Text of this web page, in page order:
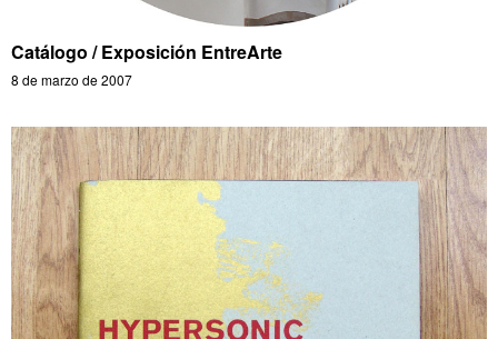
Catálogo / Exposición EntreArte
8 de marzo de 2007